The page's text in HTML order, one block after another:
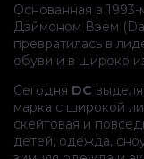
Основанная в
Дэймоном Вэем
превратилась в
обуви и в широко
Сегодня DC
марка с широкой
скейтовая и
детей, одежда,